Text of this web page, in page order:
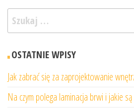
Szukaj:
OSTATNIE WPISY
Jak zabrać się za zaprojektowanie
Na czym polega laminacja brwi i jakie